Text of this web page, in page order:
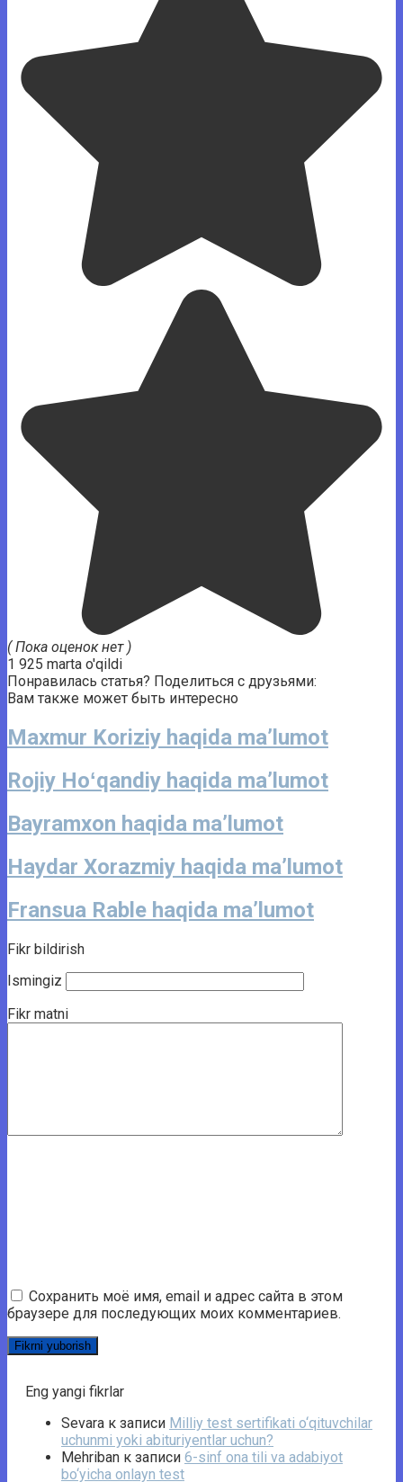
( Пока оценок нет )
1 925 marta o'qildi
Понравилась статья? Поделиться с друзьями:
Вам также может быть интересно
Maxmur Koriziy haqida ma’lumot
Rojiy Hoʻqandiy haqida ma’lumot
Bayramxon haqida ma’lumot
Haydar Xorazmiy haqida ma’lumot
Fransua Rable haqida ma’lumot
Fikr bildirish
Ismingiz
Fikr matni
Сохранить моё имя, email и адрес сайта в этом
браузере для последующих моих комментариев.
Eng yangi fikrlar
Sevara к записи Milliy test sertifikati o‘qituvchilar
uchunmi yoki abituriyentlar uchun?
Mehriban к записи 6-sinf ona tili va adabiyot
bo‘yicha onlayn test